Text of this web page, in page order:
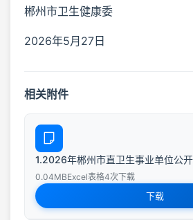
郴州市卫生健康委
2026年5月27日
相关附件
1.2026年郴州市直卫生事业单位公
0.04MBExcel表格4次下载
下载